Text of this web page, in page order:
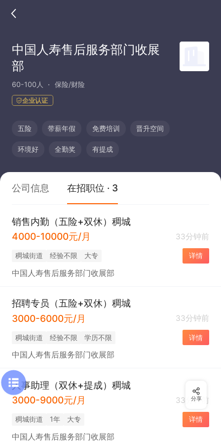
中国人寿售后服务部门收展
部
60-100人 保险/财险
企业认证
五险 带薪年假 免费培训 晋升空间
环境好 全勤奖 有提成
公司信息 在招职位 · 3
销售内勤（五险+双休）稠城
4000-10000元/月
33分钟前
稠城街道 经验不限 大专 详情
中国人寿售后服务部门收展部
招聘专员（五险+双休）稠城
3000-6000元/月
33分钟前
稠城街道 经验不限 学历不限 详情
中国人寿售后服务部门收展部
人事助理（双休+提成）稠城
3000-9000元/月
33分钟前
稠城街道 1年 大专 详情
中国人寿售后服务部门收展部
分享